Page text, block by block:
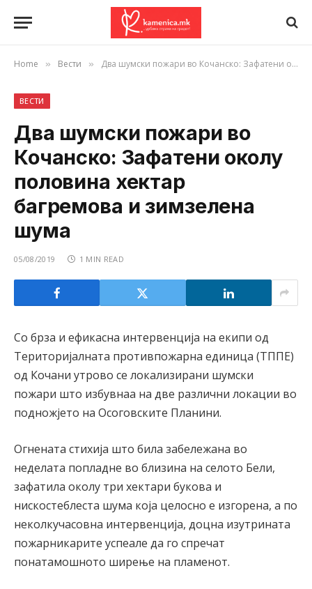
Home » Вести » Два шумски пожари во Кочанско: Зафатени околу половина хектар багремова и зимзелена шума
ВЕСТИ
Два шумски пожари во
Кочанско: Зафатени околу
половина хектар
багремова и зимзелена
шума
05/08/2019 1 MIN READ
Со брза и ефикасна интервенција на екипи од
Територијалната противпожарна единица (ТППЕ)
од Кочани утрово се локализирани шумски
пожари што избувнаа на две различни локации во
подножјето на Осоговските Планини.
Огнената стихија што била забележана во
неделата попладне во близина на селото Бели,
зафатила околу три хектари букова и
нискостеблеста шума која целосно е изгорена, а по
неколкучасовна интервенција, доцна изутрината
пожарникарите успеале да го спречат
понатамошното ширење на пламенот.